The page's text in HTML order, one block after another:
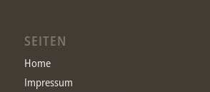
SEITEN
Home
Impressum